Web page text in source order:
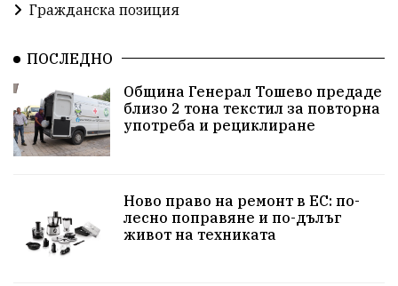
Община Добрич
Шах Балканиада Спорт Световен
Шампион
Общност Крушари
Гражданска позиция
ПОСЛЕДНО
Община Генерал Тошево предаде
близо 2 тона текстил за повторна
употреба и рециклиране
Ново право на ремонт в ЕС: по-
лесно поправяне и по-дълъг
живот на техниката